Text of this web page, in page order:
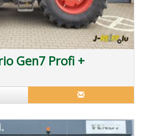
Gen7 Profi +